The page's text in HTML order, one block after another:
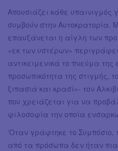
Απουσιάζει κάθε
συμβούν στην Αυτοκρατορία.
επαυξάνεται η αίγλη των
«εκ των υστέρων»
αντικειμενικά το πνεύμα
προσωπικότητα της στιγμής,
ξιπασιά και κρασί»- τον
που χρειάζεται για να
φιλοσοφία την οποία
‘Οταν γράφτηκε το
από τα πρόσωπα δεν ήταν